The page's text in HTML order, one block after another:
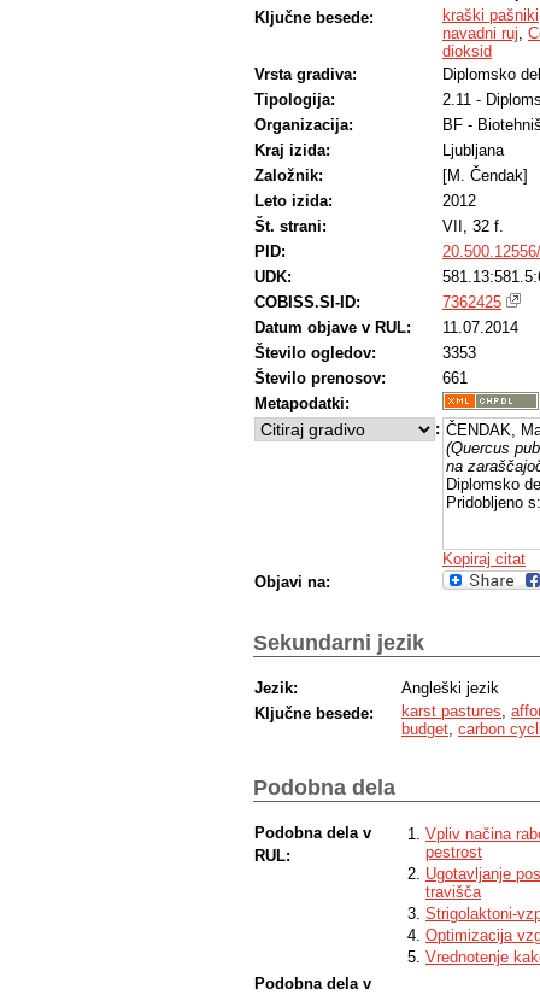
Ključne besede:
kraški pašniki
navadni ruj,
dioksid
Vrsta gradiva:
Diplomsko
Tipologija:
2.11 -
Organizacija:
BF -
Kraj izida:
Ljubljana
Založnik:
[M. Čendak]
Leto izida:
2012
Št. strani:
VII, 32 f.
PID:
UDK:
COBISS.SI-ID:
7362425
Datum objave v RUL:
11.07.2014
Število ogledov:
3353
Število prenosov:
661
Metapodatki:
: ČENDAK,
(Quercus
na
Diplomsko
Pridobljeno
Kopiraj citat
Objavi na:
Sekundarni jezik
Jezik:
Angleški jezik
Ključne besede:
karst pastures
budget carbon
Podobna dela
Podobna dela v
RUL:
Vpliv načina
pestrost
Ugotavljanje
travišča
Strigolaktoni-
Optimizacija
Vrednotenje
Podobna dela v